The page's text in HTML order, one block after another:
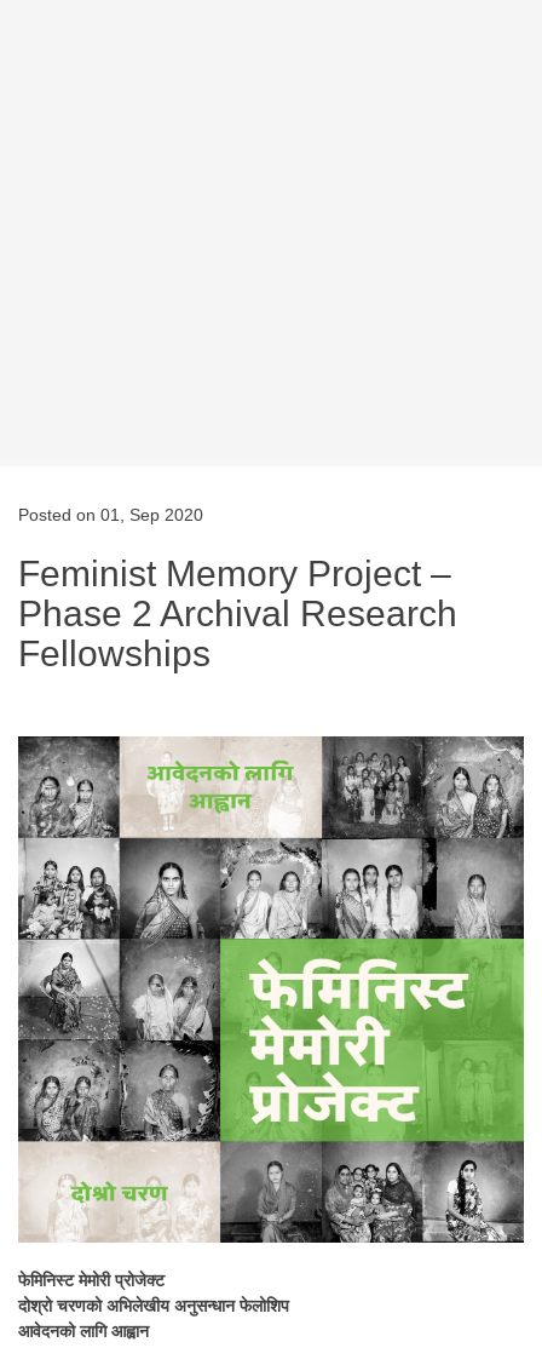
Posted on 01, Sep 2020
Feminist Memory Project –
Phase 2 Archival Research
Fellowships
फेमिनिस्ट मेमोरी प्रोजेक्ट
दोश्रो चरणको अभिलेखीय अनुसन्धान फेलोशिप
आवेदनको लागि आह्वान